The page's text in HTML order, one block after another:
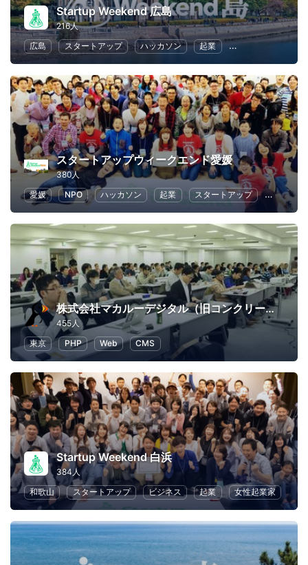
Startup Weekend 広島
216人
広島
スタートアップ ハッカソン 起業 女性起業家
スタートアップウィークエンド愛媛
380人
愛媛
NPO ハッカソン 起業 スタートアップ ビジネス
株式会社マカルーデジタル（旧コンクリートファイブジャパン株式会社）
455人
東京
PHP Web CMS
Startup Weekend 白浜
384人
和歌山
スタートアップ ビジネス 起業 女性起業家